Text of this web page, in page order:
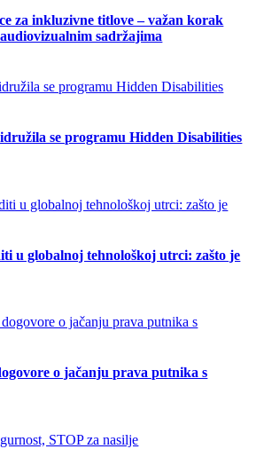
za inkluzivne titlove – važan korak
sadržajima
se programu Hidden Disabilities
u globalnoj tehnološkoj utrci: zašto je
o jačanju prava putnika s